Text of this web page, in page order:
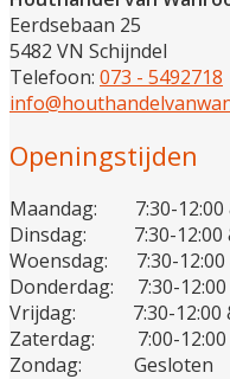
Eerdsebaan 25
5482 VN Schijndel
Telefoon: 073 - 5492718
Openingstijden
Maandag: 7:30-12:00
Dinsdag: 7:30-12:00
Woensdag: 7:30-12:00
Donderdag: 7:30-12:00
Vrijdag: 7:30-12:00 &
Zaterdag: 7:00-12:00
Zondag: Gesloten